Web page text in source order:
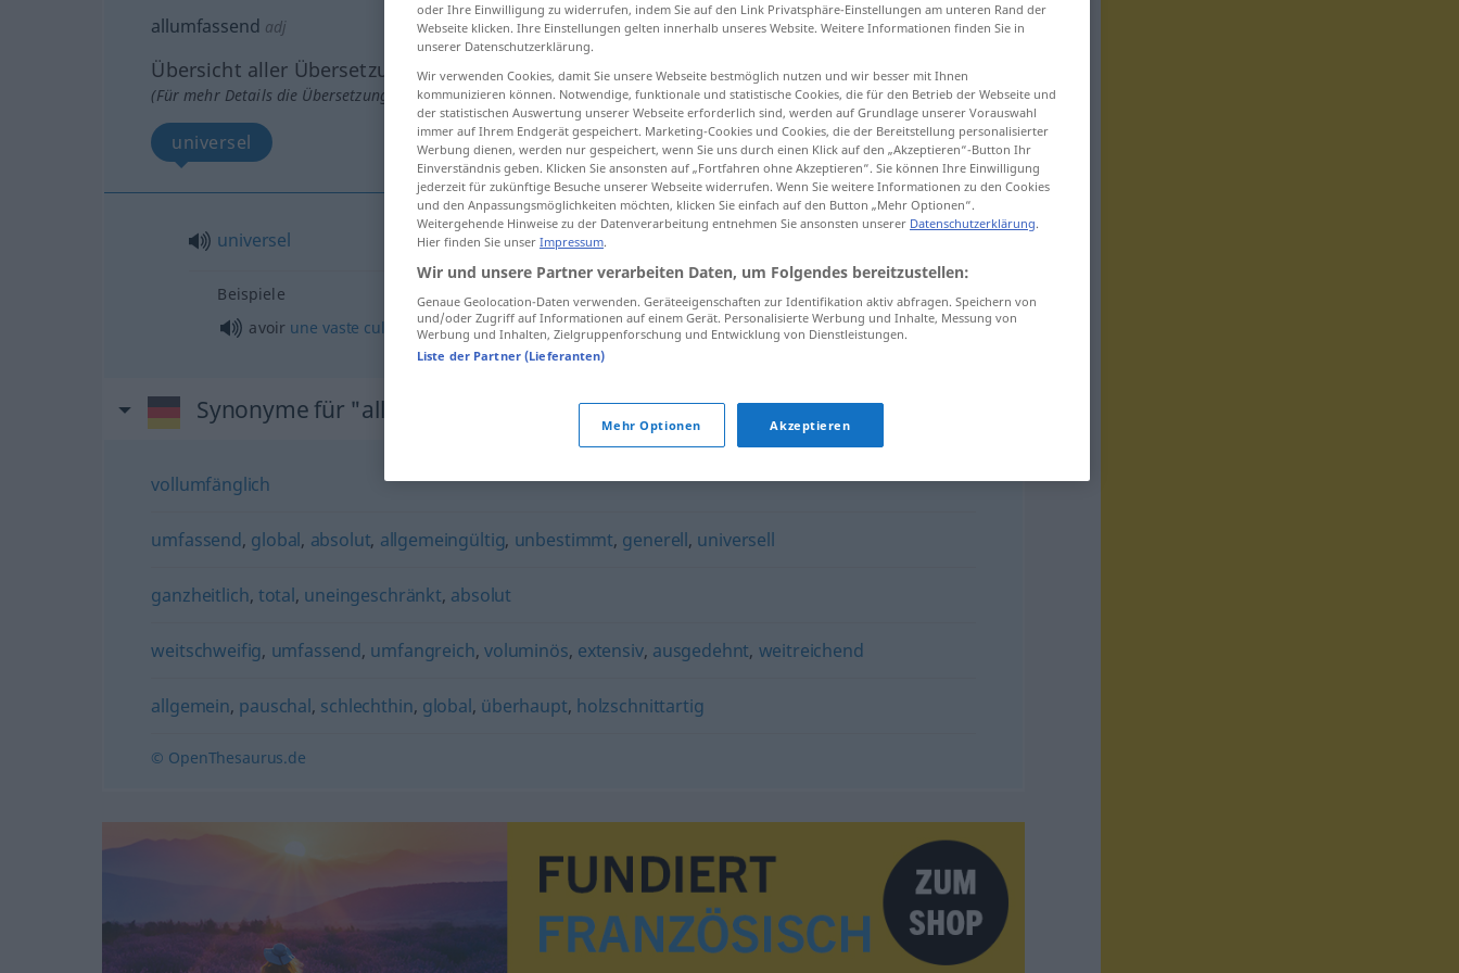
allumfassend adj
Übersicht aller Übersetzungen
(Für mehr Details die Übersetzung anklicken/antippen)
universel
universel
Beispiele
avoir une vaste culture générale allumfassendgebildet sein
Synonyme für "allumfassend"
vollumfänglich
umfassend, global, absolut, allgemeingültig, unbestimmt, generell, universell
ganzheitlich, total, uneingeschränkt, absolut
weitschweifig, umfassend, umfangreich, voluminös, extensiv, ausgedehnt, weitreichend
allgemein, pauschal, schlechthin, global, überhaupt, holzschnittartig
© OpenThesaurus.de
oder Ihre Einwilligung zu widerrufen, indem Sie auf den Link Privatsphäre-Einstellungen am unteren Rand der
Webseite klicken. Ihre Einstellungen gelten innerhalb unseres Website. Weitere Informationen finden Sie in
unserer Datenschutzerklärung.
Wir verwenden Cookies, damit Sie unsere Webseite bestmöglich nutzen und wir besser mit Ihnen
kommunizieren können. Notwendige, funktionale und statistische Cookies, die für den Betrieb der Webseite und
der statistischen Auswertung unserer Webseite erforderlich sind, werden auf Grundlage unserer Vorauswahl
immer auf Ihrem Endgerät gespeichert. Marketing-Cookies und Cookies, die der Bereitstellung personalisierter
Werbung dienen, werden nur gespeichert, wenn Sie uns durch einen Klick auf den „Akzeptieren“-Button Ihr
Einverständnis geben. Klicken Sie ansonsten auf „Fortfahren ohne Akzeptieren“. Sie können Ihre Einwilligung
jederzeit für zukünftige Besuche unserer Webseite widerrufen. Wenn Sie weitere Informationen zu den Cookies
und den Anpassungsmöglichkeiten möchten, klicken Sie einfach auf den Button „Mehr Optionen“.
Weitergehende Hinweise zu der Datenverarbeitung entnehmen Sie ansonsten unserer Datenschutzerklärung.
Hier finden Sie unser Impressum.
Wir und unsere Partner verarbeiten Daten, um Folgendes bereitzustellen:
Genaue Geolocation-Daten verwenden. Geräteeigenschaften zur Identifikation aktiv abfragen. Speichern von
und/oder Zugriff auf Informationen auf einem Gerät. Personalisierte Werbung und Inhalte, Messung von
Werbung und Inhalten, Zielgruppenforschung und Entwicklung von Dienstleistungen.
Liste der Partner (Lieferanten)
Mehr Optionen Akzeptieren